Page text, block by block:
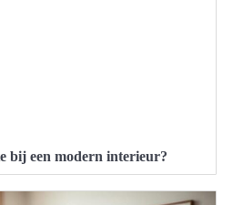
bij een modern interieur?